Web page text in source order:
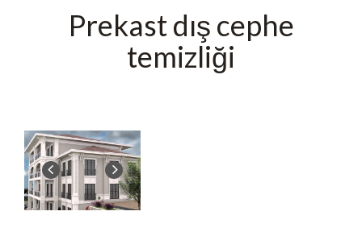
Prekast dış cephe
temizliği